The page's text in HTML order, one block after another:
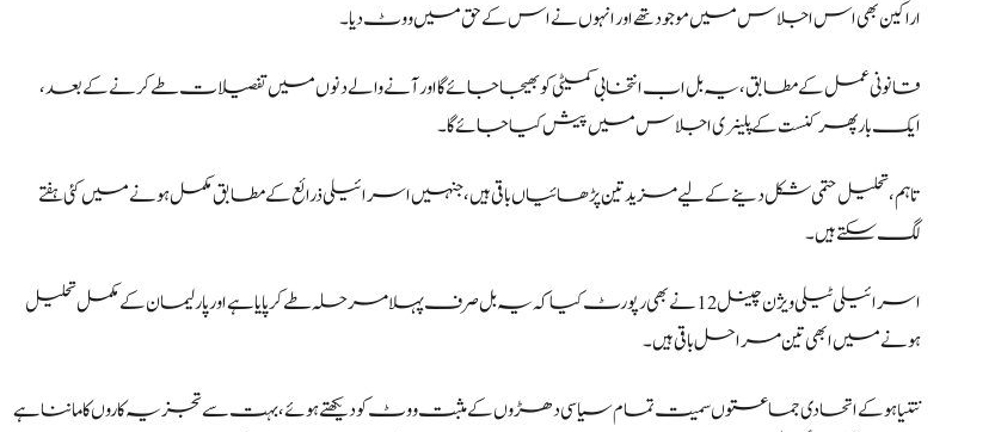
اراکین بھی اس اجلاس میں موجود تھے اور انہوں نے اس کے حق میں ووٹ دیا۔
قانونی عمل کے مطابق، یہ بل اب انتخابی کمیٹی کو بھیجا جائے گا اور آنے والے دنوں میں تفصیلات طے کرنے کے بعد،
ایک بار پھر کنست کے پلینری اجلاس میں پیش کیا جائے گا۔
تاہم، تحلیل حتمی شکل دینے کے لیے مزید تین پڑھائیاں باقی ہیں، جنہیں اسرائیلی ذرائع کے مطابق مکمل ہونے میں کئی ہفتے
لگ سکتے ہیں۔
اسرائیلی ٹیلی ویژن چینل 12 نے بھی رپورٹ کیا کہ یہ بل صرف پہلا مرحلہ طے کر پایا ہے اور پارلیمان کے مکمل تحلیل
ہونے میں ابھی تین مراحل باقی ہیں۔
نتنیاہو کے اتحادی جماعتوں سمیت تمام سیاسی دھڑوں کے مثبت ووٹ کو دیکھتے ہوئے، بہت سے تجزیہ کاروں کا ماننا ہے